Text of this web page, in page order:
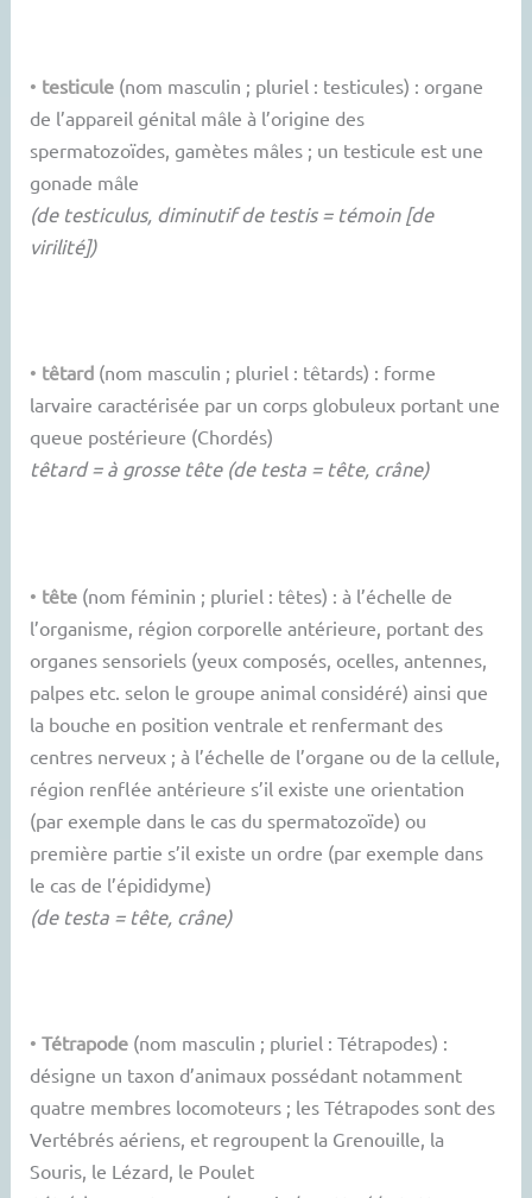
• testicule (nom masculin ; pluriel : testicules) : organe
de l’appareil génital mâle à l’origine des
spermatozoïdes, gamètes mâles ; un testicule est une
gonade mâle
(de testiculus, diminutif de testis = témoin [de
virilité])
• têtard (nom masculin ; pluriel : têtards) : forme
larvaire caractérisée par un corps globuleux portant une
queue postérieure (Chordés)
têtard = à grosse tête (de testa = tête, crâne)
• tête (nom féminin ; pluriel : têtes) : à l’échelle de
l’organisme, région corporelle antérieure, portant des
organes sensoriels (yeux composés, ocelles, antennes,
palpes etc. selon le groupe animal considéré) ainsi que
la bouche en position ventrale et renfermant des
centres nerveux ; à l’échelle de l’organe ou de la cellule,
région renflée antérieure s’il existe une orientation
(par exemple dans le cas du spermatozoïde) ou
première partie s’il existe un ordre (par exemple dans
le cas de l’épididyme)
(de testa = tête, crâne)
•Tétrapode (nom masculin ; pluriel : Tétrapodes) :
désigne un taxon d’animaux possédant notamment
quatre membres locomoteurs ; les Tétrapodes sont des
Vertébrés aériens, et regroupent la Grenouille, la
Souris, le Lézard, le Poulet